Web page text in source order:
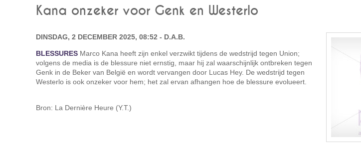
Kana onzeker voor Genk en Westerlo
DINSDAG, 2 DECEMBER 2025, 08:52 - D.A.B.
BLESSURES Marco Kana heeft zijn enkel verzwikt tijdens de wedstrijd tegen Union;
volgens de media is de blessure niet ernstig, maar hij zal waarschijnlijk ontbreken tegen
Genk in de Beker van België en wordt vervangen door Lucas Hey. De wedstrijd tegen
Westerlo is ook onzeker voor hem; het zal ervan afhangen hoe de blessure evolueert.
Bron: La Dernière Heure (Y.T.)